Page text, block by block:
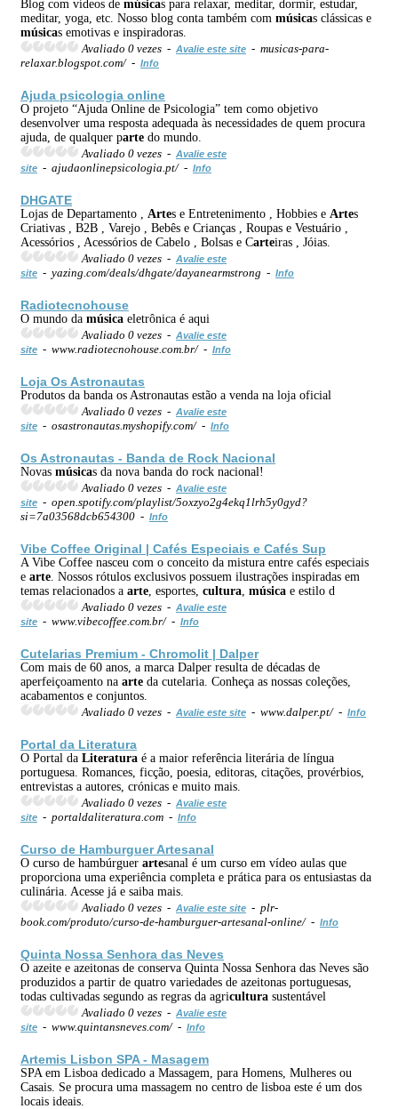
Blog com vídeos de músicas para relaxar, meditar, dormir, estudar,
meditar, yoga, etc. Nosso blog conta também com músicas clássicas e
músicas emotivas e inspiradoras.
Avaliado 0 vezes - Avalie este site - musicas-para-
relaxar.blogspot.com/ - Info
Ajuda psicologia online
O projeto “Ajuda Online de Psicologia” tem como objetivo
desenvolver uma resposta adequada às necessidades de quem procura
ajuda, de qualquer parte do mundo.
Avaliado 0 vezes - Avalie este
site - ajudaonlinepsicologia.pt/ - Info
DHGATE
Lojas de Departamento , Artes e Entretenimento , Hobbies e Artes
Criativas , B2B , Varejo , Bebês e Crianças , Roupas e Vestuário ,
Acessórios , Acessórios de Cabelo , Bolsas e Carteiras , Jóias.
Avaliado 0 vezes - Avalie este
site - yazing.com/deals/dhgate/dayanearmstrong - Info
Radiotecnohouse
O mundo da música eletrônica é aqui
Avaliado 0 vezes - Avalie este
site - www.radiotecnohouse.com.br/ - Info
Loja Os Astronautas
Produtos da banda os Astronautas estão a venda na loja oficial
Avaliado 0 vezes - Avalie este
site - osastronautas.myshopify.com/ - Info
Os Astronautas - Banda de Rock Nacional
Novas músicas da nova banda do rock nacional!
Avaliado 0 vezes - Avalie este
site - open.spotify.com/playlist/5oxzyo2g4ekq1lrh5y0gyd?
si=7a03568dcb654300 - Info
Vibe Coffee Original | Cafés Especiais e Cafés Sup
A Vibe Coffee nasceu com o conceito da mistura entre cafés especiais
e arte . Nossos rótulos exclusivos possuem ilustrações inspiradas em
temas relacionados a arte , esportes, cultura música e estilo d
Avaliado 0 vezes - Avalie este
site - www.vibecoffee.com.br/ - Info
Cutelarias Premium - Chromolit | Dalper
Com mais de 60 anos, a marca Dalper resulta de décadas de
aperfeiçoamento na arte da cutelaria. Conheça as nossas coleções,
acabamentos e conjuntos.
Avaliado 0 vezes - Avalie este site - www.dalper.pt/ - Info
Portal da Literatura
O Portal da Literatura é a maior referência literária de língua
portuguesa. Romances, ficção, poesia, editoras, citações, provérbios,
entrevistas a autores, crónicas e muito mais.
Avaliado 0 vezes - Avalie este
site - portaldaliteratura.com - Info
Curso de HamburguerArtesanal
O curso de hambúrguer artesanal é um curso em vídeo aulas que
proporciona uma experiência completa e prática para os entusiastas da
culinária. Acesse já e saiba mais.
Avaliado 0 vezes - Avalie este site - plr-
book.com/produto/curso-de-hamburguer-artesanal-online/ - Info
Quinta Nossa Senhora das Neves
O azeite e azeitonas de conserva Quinta Nossa Senhora das Neves são
produzidos a partir de quatro variedades de azeitonas portuguesas,
todas cultivadas segundo as regras da agricultura sustentável
Avaliado 0 vezes - Avalie este
site - www.quintansneves.com/ - Info
Artemis Lisbon SPA - Masagem
SPA em Lisboa dedicado a Massagem, para Homens, Mulheres ou
Casais. Se procura uma massagem no centro de lisboa este é um dos
locais ideais.